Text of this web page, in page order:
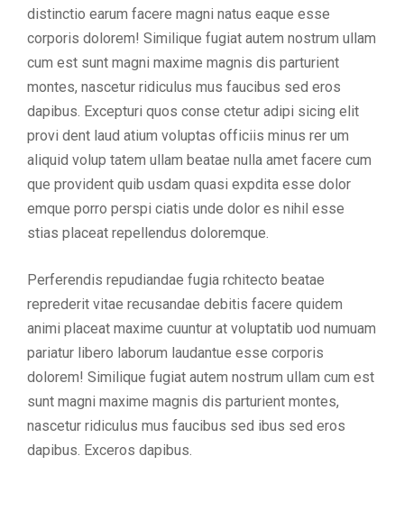
distinctio earum facere magni natus eaque esse
corporis dolorem! Similique fugiat autem nostrum ullam
cum est sunt magni maxime magnis dis parturient
montes, nascetur ridiculus mus faucibus sed eros
dapibus. Excepturi quos conse ctetur adipi sicing elit
provi dent laud atium voluptas officiis minus rer um
aliquid volup tatem ullam beatae nulla amet facere cum
que provident quib usdam quasi expdita esse dolor
emque porro perspi ciatis unde dolor es nihil esse
stias placeat repellendus doloremque.
Perferendis repudiandae fugia rchitecto beatae
reprederit vitae recusandae debitis facere quidem
animi placeat maxime cuuntur at voluptatib uod numuam
pariatur libero laborum laudantue esse corporis
dolorem! Similique fugiat autem nostrum ullam cum est
sunt magni maxime magnis dis parturient montes,
nascetur ridiculus mus faucibus sed ibus sed eros
dapibus. Exceros dapibus.